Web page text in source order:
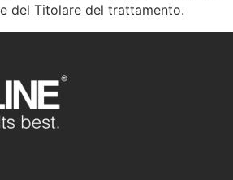
del Titolare del trattamento.